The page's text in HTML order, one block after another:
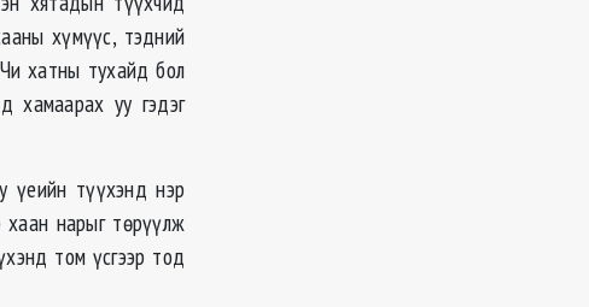
хүмүүс, тэдний
хатны тухайд бол
хамаарах уу гэдэг
үеийн түүхэнд нэр
нарыг төрүүлж
том үсгээр тод